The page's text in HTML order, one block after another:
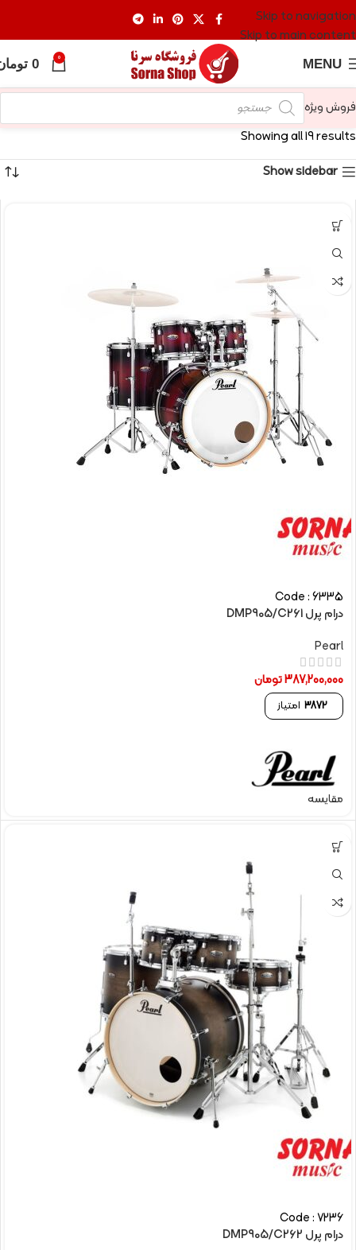
Skip to navigation
Skip to main content
MENU
0
0
فروش ویژه
Showing all 19 results
Show sidebar
Code : 6335
درام پرل DMP905/C261
Pearl
387,200,000تومان
3872 امتیاز
مقایسه
Code : 7236
درام پرل DMP905/C262